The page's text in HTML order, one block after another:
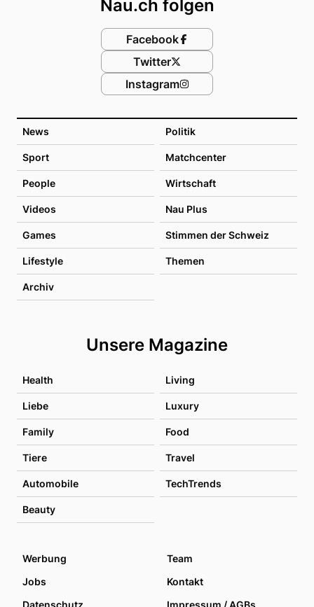
News Politik
Sport Matchcenter
People Wirtschaft
Videos Nau Plus
Games Stimmen der Schweiz
Lifestyle Themen
Archiv
Unsere Magazine
Health Living
Liebe Luxury
Family Food
Tiere Travel
Automobile TechTrends
Beauty
Nau.ch folgen
Facebook
Twitter
Instagram
Werbung
Team
Jobs
Kontakt
Datenschutz
Impressum / AGBs